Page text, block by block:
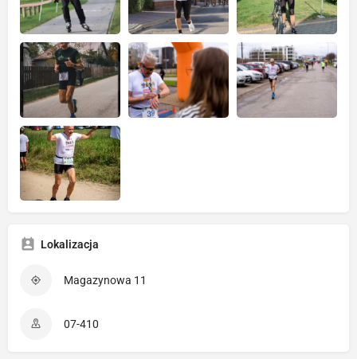
Lokalizacja
Magazynowa 11
07-410